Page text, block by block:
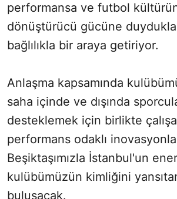
performansa ve futbol
dönüştürücü gücüne
bağlılıkla bir araya getiriyor.
Anlaşma kapsamında
saha içinde ve dışında
desteklemek için birlikte
performans odaklı
Beşiktaşımızla İstanbul'un
kulübümüzün kimliğini
buluşacak.